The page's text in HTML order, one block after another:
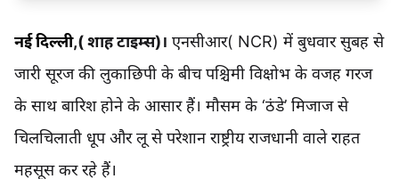
नई दिल्ली,( शाह टाइम्स)। एनसीआर( NCR) में बुधवार सुबह से
जारी सूरज की लुकाछिपी के बीच पश्चिमी विक्षोभ के वजह गरज
के साथ बारिश होने के आसार हैं। मौसम के ‘ठंडे’ मिजाज से
चिलचिलाती धूप और लू से परेशान राष्ट्रीय राजधानी वाले राहत
महसूस कर रहे हैं।